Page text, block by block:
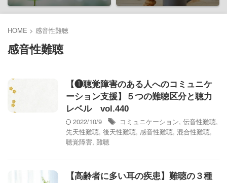
HOME > 感音性難聴
感音性難聴
【❶聴覚障害のある人へのコミュニケ
ーション支援】５つの難聴区分と聴力
レベル vol.440
2022/10/9
コミュニケーション, 伝音性難聴,
先天性難聴, 後天性難聴, 感音性難聴, 混合性難聴,
聴覚障害, 難聴
【高齢者に多い耳の疾患】難聴の３種